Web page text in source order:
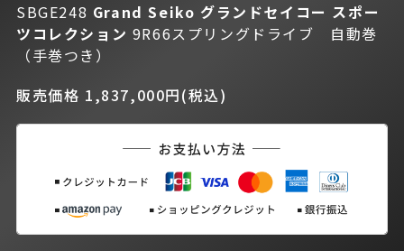
SBGE248 Grand Seiko グランドセイコー スポー
ツコレクション 9R66スプリングドライブ 自動巻
（手巻つき）
販売価格 1,837,000円(税込)